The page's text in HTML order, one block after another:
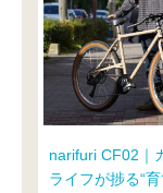
narifuri CF02｜
ライフが捗る“